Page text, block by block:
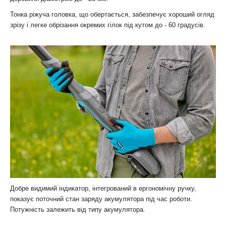
Тонка ріжуча головка, що обертається, забезпечує хороший огляд
зрізу і легке обрізання окремих гілок під кутом до - 60 градусів.
Добре видимий індикатор, інтегрований в ергономічну ручку,
показує поточний стан заряду акумулятора під час роботи.
Потужність залежить від типу акумулятора.